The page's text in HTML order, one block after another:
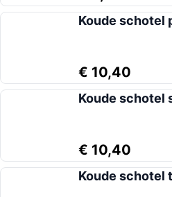
Koude schotel
€ 10,40
Koude schotel
€ 10,40
Koude schotel